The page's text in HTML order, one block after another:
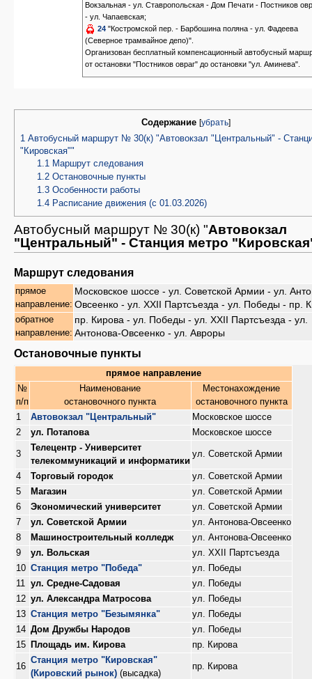
Вокзальная - ул. Ставропольская - Дом Печати - Постников
- ул. Чапаевская;
24 "Костромской пер. - Барбошина поляна - ул. Фадеева
(Северное трамвайное депо)".
Организован бесплатный компенсационный автобусный
от остановки "Постников овраг" до остановки "ул. Аминева".
Содержание [убрать]
1 Автобусный маршрут № 30(к) "Автовокзал "Центральный" -
"Кировская""
1.1 Маршрут следования
1.2 Остановочные пункты
1.3 Особенности работы
1.4 Расписание движения (с 01.03.2026)
Автобусный маршрут № 30(к) "Автовокзал
"Центральный" - Станция метро
Маршрут следования
прямое
направление:
Московское шоссе - ул. Советской Армии - ул.
Овсеенко - ул. XXII Партсъезда - ул. Победы - пр.
обратное
направление:
пр. Кирова - ул. Победы - ул. XXII Партсъезда - ул.
Антонова-Овсеенко - ул. Авроры
Остановочные пункты
прямое направление
№
п/п
Наименование
остановочного пункта
Местонахождение
остановочного пункта
1
Автовокзал "Центральный"
Московское шоссе
2
ул. Потапова Московское шоссе
3
Телецентр - Университет
телекоммуникаций и информатики
ул. Советской Армии
4 Торговый городок
ул. Советской Армии
5
Магазин
ул. Советской Армии
6
Экономический университет
ул. Советской Армии
7
ул. Советской Армии
ул. Антонова-Овсеенко
8
Машиностроительный колледж
ул. Антонова-Овсеенко
9
ул. Вольская
ул. XXII Партсъезда
10 Станция метро "Победа"
ул. Победы
11
ул. Средне-Садовая
ул. Победы
12 ул. Александра Матросова
ул. Победы
13 Станция метро "Безымянка"
ул. Победы
14 Дом Дружбы Народов
ул. Победы
15
Площадь им. Кирова пр. Кирова
16
Станция метро "Кировская"
(Кировский рынок) (высадка)
пр. Кирова